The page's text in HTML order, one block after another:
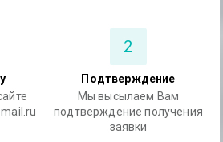
2
Подтверждение
Мы высылаем Вам
подтверждение получения
заявки